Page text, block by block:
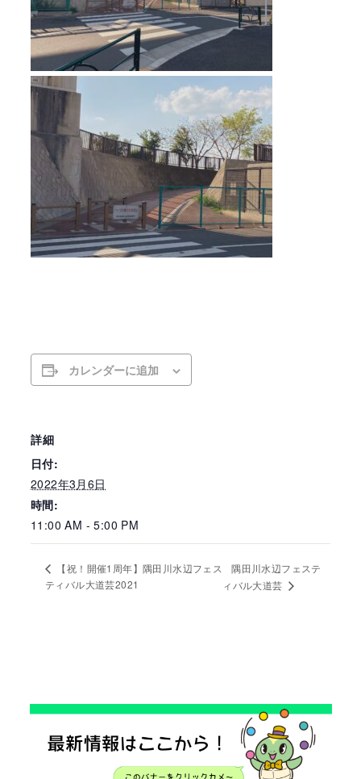
カレンダーに追加
詳細
日付:
2022年3月6日
時間:
11:00 AM - 5:00 PM
【祝！開催1周年】隅田川水辺フェス
ティバル大道芸2021
隅田川水辺フェステ
ィバル大道芸